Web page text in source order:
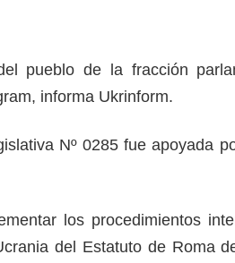
pueblo de la fracción
informa Ukrinform.
Nº 0285 fue apoyada
los procedimientos
del Estatuto de Roma